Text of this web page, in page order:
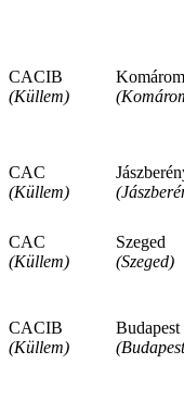
CACIB
(Küllem)
Komárom
CAC
(Küllem)
CAC
(Küllem)
Szeged
(Szeged)
CACIB
(Küllem)
Budapest